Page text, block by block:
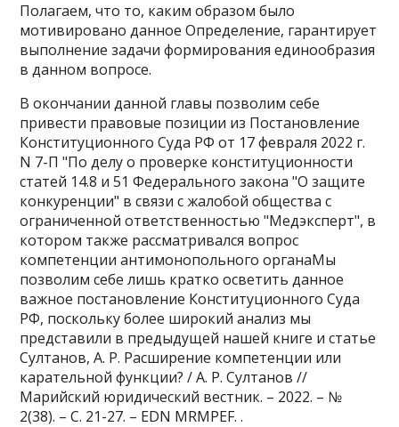
Полагаем, что то, каким образом было
мотивировано данное Определение, гарантирует
выполнение задачи формирования единообразия
в данном вопросе.
В окончании данной главы позволим себе
привести правовые позиции из Постановление
Конституционного Суда РФ от 17 февраля 2022 г.
N 7-П "По делу о проверке конституционности
статей 14.8 и 51 Федерального закона "О защите
конкуренции" в связи с жалобой общества с
ограниченной ответственностью "Медэксперт", в
котором также рассматривался вопрос
компетенции антимонопольного органаМы
позволим себе лишь кратко осветить данное
важное постановление Конституционного Суда
РФ, поскольку более широкий анализ мы
представили в предыдущей нашей книге и статье
Султанов, А. Р. Расширение компетенции или
карательной функции? / А. Р. Султанов //
Марийский юридический вестник. – 2022. – №
2(38). – С. 21-27. – EDN MRMPEF. .